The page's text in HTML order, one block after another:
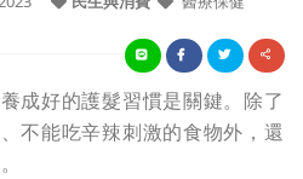
成好的護髮習慣是關鍵。除了
不能吃辛辣刺激的食物外，還